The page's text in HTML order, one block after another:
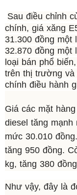
Sau điều chỉnh
chính, giá xăng
31.300 đồng một
32.870 đồng một
loại bán phổ
trên thị trường
chính điều hành
Giá các mặt
diesel tăng mạnh
mức 30.010
tăng 950 đồng.
kg, tăng 380
Như vậy, đây là